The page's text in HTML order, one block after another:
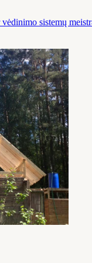
sistemų